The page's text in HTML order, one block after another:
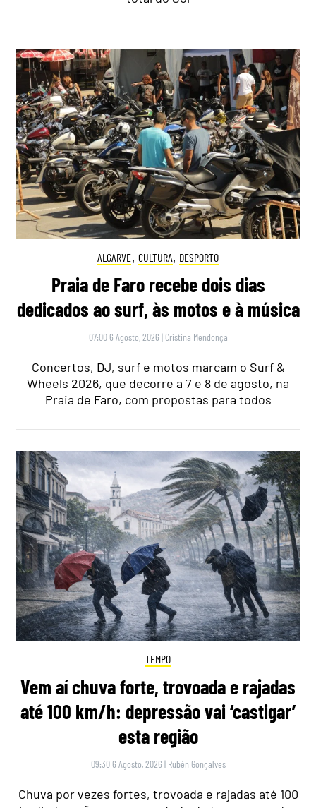
ALGARVE, CULTURA, DESPORTO
Praia de Faro recebe dois dias
dedicados ao surf, às motos e à música
07:00 6 Agosto, 2026 | Cristina Mendonça
Concertos, DJ, surf e motos marcam o Surf &
Wheels 2026, que decorre a 7 e 8 de agosto, na
Praia de Faro, com propostas para todos
TEMPO
Vem aí chuva forte, trovoada e rajadas
até 100 km/h: depressão vai ‘castigar’
esta região
09:30 6 Agosto, 2026 | Rubén Gonçalves
Chuva por vezes fortes, trovoada e rajadas até 100